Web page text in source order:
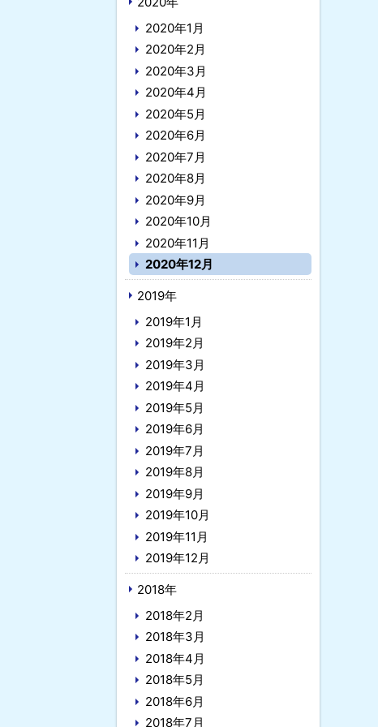
2020年1月
2020年2月
2020年3月
2020年4月
2020年5月
2020年6月
2020年7月
2020年8月
2020年9月
2020年10月
2020年11月
2020年12月
2019年
2019年1月
2019年2月
2019年3月
2019年4月
2019年5月
2019年6月
2019年7月
2019年8月
2019年9月
2019年10月
2019年11月
2019年12月
2018年
2018年2月
2018年3月
2018年4月
2018年5月
2018年6月
2018年7月